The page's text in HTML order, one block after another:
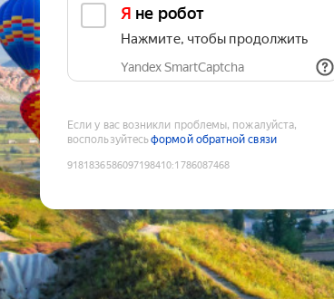
Я не робот
Нажмите, чтобы продолжить
Yandex SmartCaptcha
Если у вас возникли проблемы, пожалуйста,
воспользуйтесьформой обратной связи
9181836586097198410:1786087468